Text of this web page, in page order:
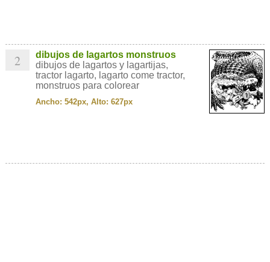
2
dibujos de lagartos monstruos
dibujos de lagartos y lagartijas,
tractor lagarto, lagarto come tractor,
monstruos para colorear
Ancho: 542px, Alto: 627px